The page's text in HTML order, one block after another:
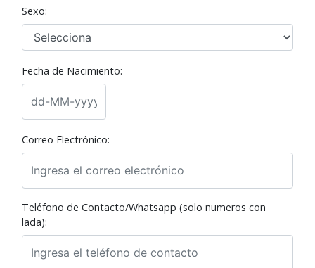
Sexo:
Fecha de Nacimiento:
Correo Electrónico:
Teléfono de Contacto/Whatsapp (solo numeros con
lada):